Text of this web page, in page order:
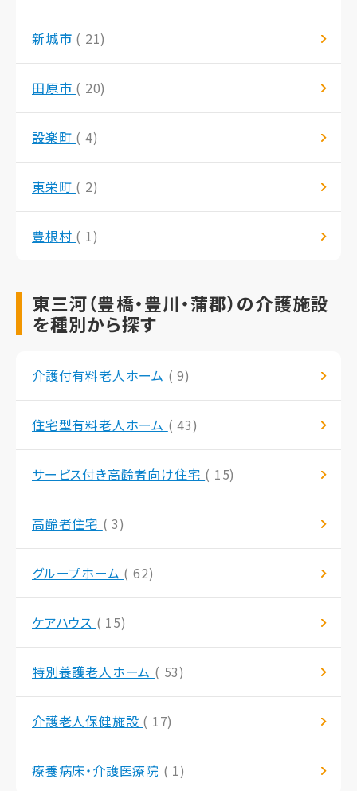
新城市 ( 21)
田原市 ( 20)
設楽町 ( 4)
東栄町 ( 2)
豊根村 ( 1)
東三河（豊橋・豊川・蒲郡）の介護施設
を種別から探す
介護付有料老人ホーム ( 9)
住宅型有料老人ホーム ( 43)
サービス付き高齢者向け住宅 ( 15)
高齢者住宅 ( 3)
グループホーム ( 62)
ケアハウス ( 15)
特別養護老人ホーム ( 53)
介護老人保健施設 ( 17)
療養病床・介護医療院 ( 1)